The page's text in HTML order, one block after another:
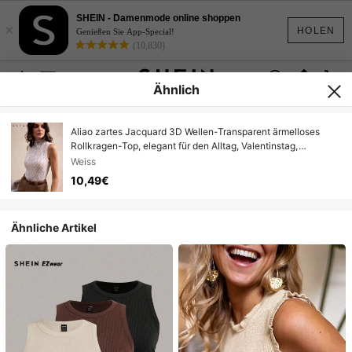
HOLEN
×
SHEIN - Damenmode online shoppen
Genießen Sie App-Special!
(10,830)
Ähnlich
Aliao zartes Jacquard 3D Wellen-Transparent ärmelloses
Rollkragen-Top, elegant für den Alltag, Valentinstag,
Hochzeitssaison, auffällig, Neujahr, Damen Frühling, Sommer,
Urlaubsoutfit, Palaststil, Strandmode, Thanksgiving
Weiss
10,49€
Ähnliche Artikel